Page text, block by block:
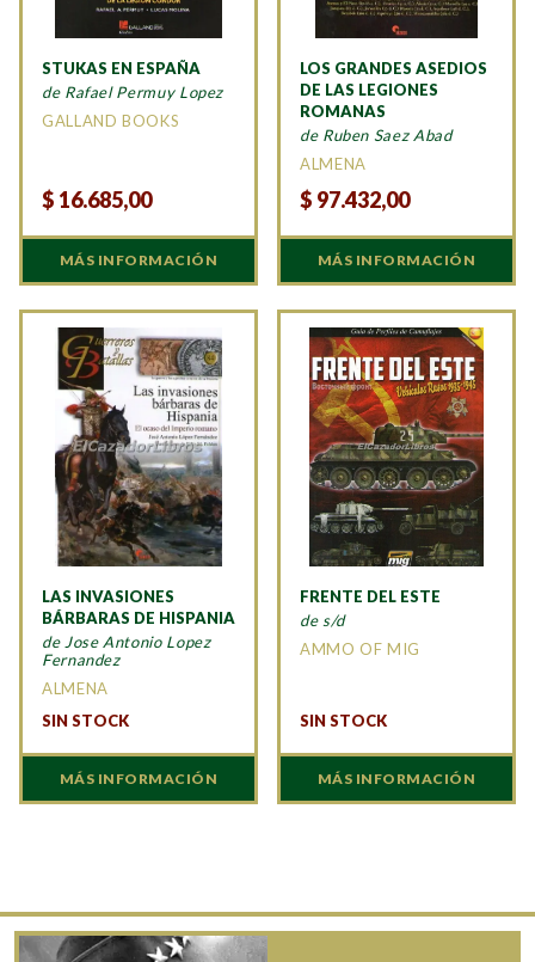
STUKAS EN ESPAÑA
de Rafael Permuy Lopez
GALLAND BOOKS
$ 16.685,00
MÁS INFORMACIÓN
LOS GRANDES ASEDIOS
DE LAS LEGIONES
ROMANAS
de Ruben Saez Abad
ALMENA
$ 97.432,00
MÁS INFORMACIÓN
LAS INVASIONES
BÁRBARAS DE HISPANIA
de Jose Antonio Lopez
Fernandez
ALMENA
SIN STOCK
MÁS INFORMACIÓN
FRENTE DEL ESTE
de s/d
AMMO OF MIG
SIN STOCK
MÁS INFORMACIÓN